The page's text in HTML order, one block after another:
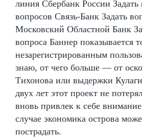
линия Сбербанк России Задать
вопросов Связь-Банк Задать
Московский Областной Банк
вопроса Баннер показывается
незарегистрированным
знаю, от чего больше — от
Тихонова или выдержки
двух лет этот проект не
вновь привлек к себе
случае экономика острова
пострадать.